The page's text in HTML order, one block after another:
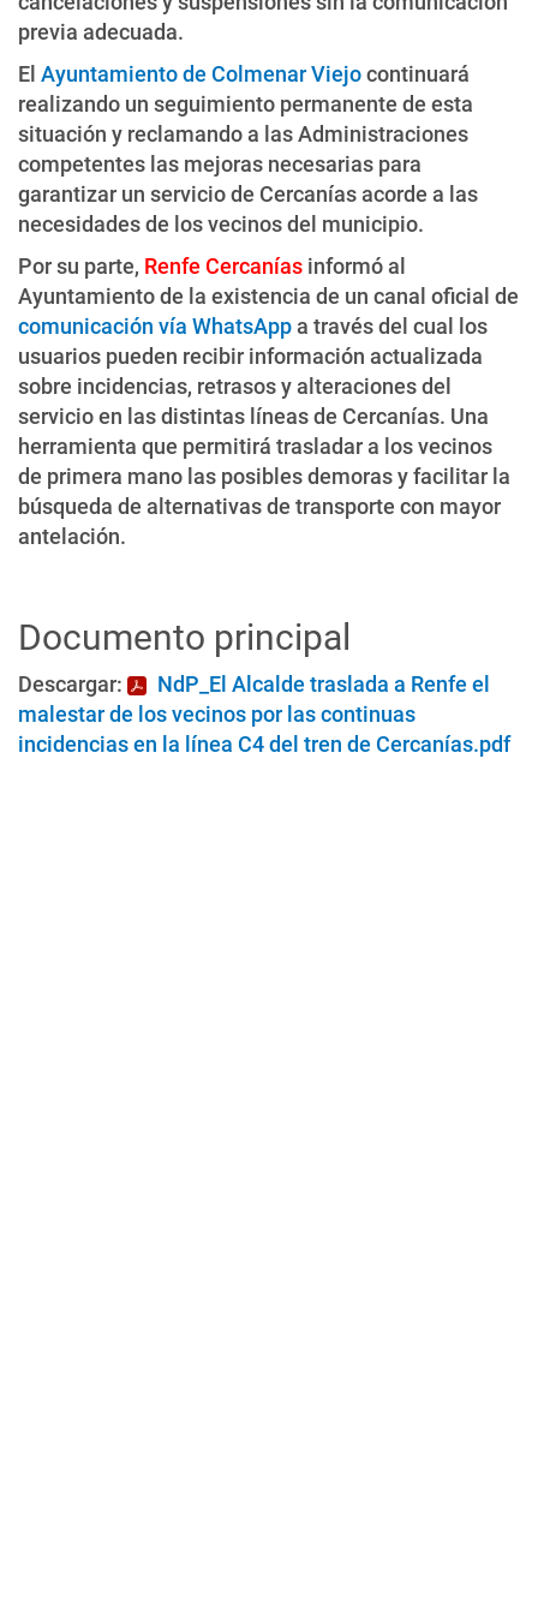
previa adecuada.
El Ayuntamiento de Colmenar Viejocontinuará
realizando un seguimiento permanente de esta
situación y reclamando a las Administraciones
competentes las mejoras necesarias para
garantizar un servicio de Cercanías acorde a las
necesidades de los vecinos del municipio.
Por su parte, Renfe Cercanías informó al
Ayuntamiento de la existencia de un canal oficial de
comunicación vía WhatsApp a través del cual los
usuarios pueden recibir información actualizada
sobre incidencias, retrasos y alteraciones del
servicio en las distintas líneas de Cercanías. Una
herramienta que permitirá trasladar a los vecinos
de primera mano las posibles demoras y facilitar la
búsqueda de alternativas de transporte con mayor
antelación.
Documento principal
Descargar:
NdP_El Alcalde traslada a Renfe el
malestar de los vecinos por las continuas
incidencias en la línea C4 del tren de Cercanías.pdf